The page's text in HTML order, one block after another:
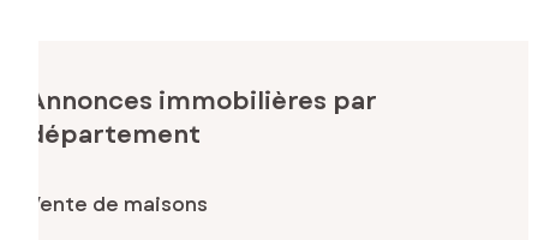
Annonces immobilières par
département
Vente de maisons